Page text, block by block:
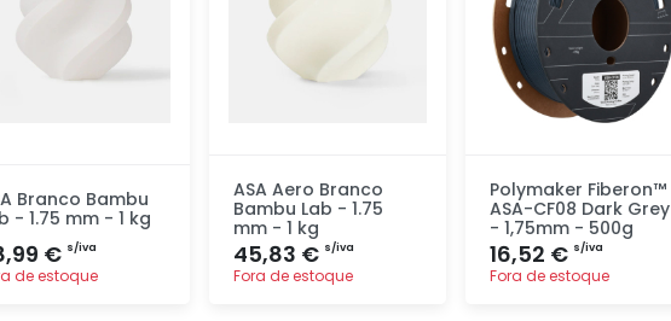
Branco Bambu
- 1.75 mm - 1 kg
€ s/iva
de estoque
ASA Aero Branco
Bambu Lab - 1.75
mm - 1 kg
45,83 € s/iva
Fora de estoque
Polymaker Fiberon™
ASA-CF08 Dark Grey
- 1,75mm - 500g
16,52 € s/iva
Fora de estoque